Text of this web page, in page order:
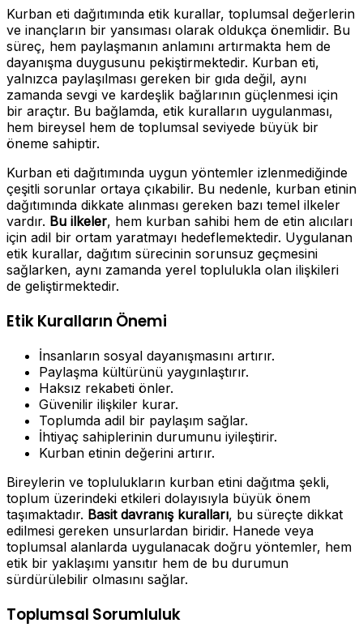
Kurban eti dağıtımında etik kurallar, toplumsal değerlerin
ve inançların bir yansıması olarak oldukça önemlidir. Bu
süreç, hem paylaşmanın anlamını artırmakta hem de
dayanışma duygusunu pekiştirmektedir. Kurban eti,
yalnızca paylaşılması gereken bir gıda değil, aynı
zamanda sevgi ve kardeşlik bağlarının güçlenmesi için
bir araçtır. Bu bağlamda, etik kuralların uygulanması,
hem bireysel hem de toplumsal seviyede büyük bir
öneme sahiptir.
Kurban eti dağıtımında uygun yöntemler izlenmediğinde
çeşitli sorunlar ortaya çıkabilir. Bu nedenle, kurban etinin
dağıtımında dikkate alınması gereken bazı temel ilkeler
vardır. Bu ilkeler, hem kurban sahibi hem de etin alıcıları
için adil bir ortam yaratmayı hedeflemektedir. Uygulanan
etik kurallar, dağıtım sürecinin sorunsuz geçmesini
sağlarken, aynı zamanda yerel toplulukla olan ilişkileri
de geliştirmektedir.
Etik Kuralların Önemi
İnsanların sosyal dayanışmasını artırır.
Paylaşma kültürünü yaygınlaştırır.
Haksız rekabeti önler.
Güvenilir ilişkiler kurar.
Toplumda adil bir paylaşım sağlar.
İhtiyaç sahiplerinin durumunu iyileştirir.
Kurban etinin değerini artırır.
Bireylerin ve toplulukların kurban etini dağıtma şekli,
toplum üzerindeki etkileri dolayısıyla büyük önem
taşımaktadır. Basit davranış kuralları, bu süreçte dikkat
edilmesi gereken unsurlardan biridir. Hanede veya
toplumsal alanlarda uygulanacak doğru yöntemler, hem
etik bir yaklaşımı yansıtır hem de bu durumun
sürdürülebilir olmasını sağlar.
Toplumsal Sorumluluk